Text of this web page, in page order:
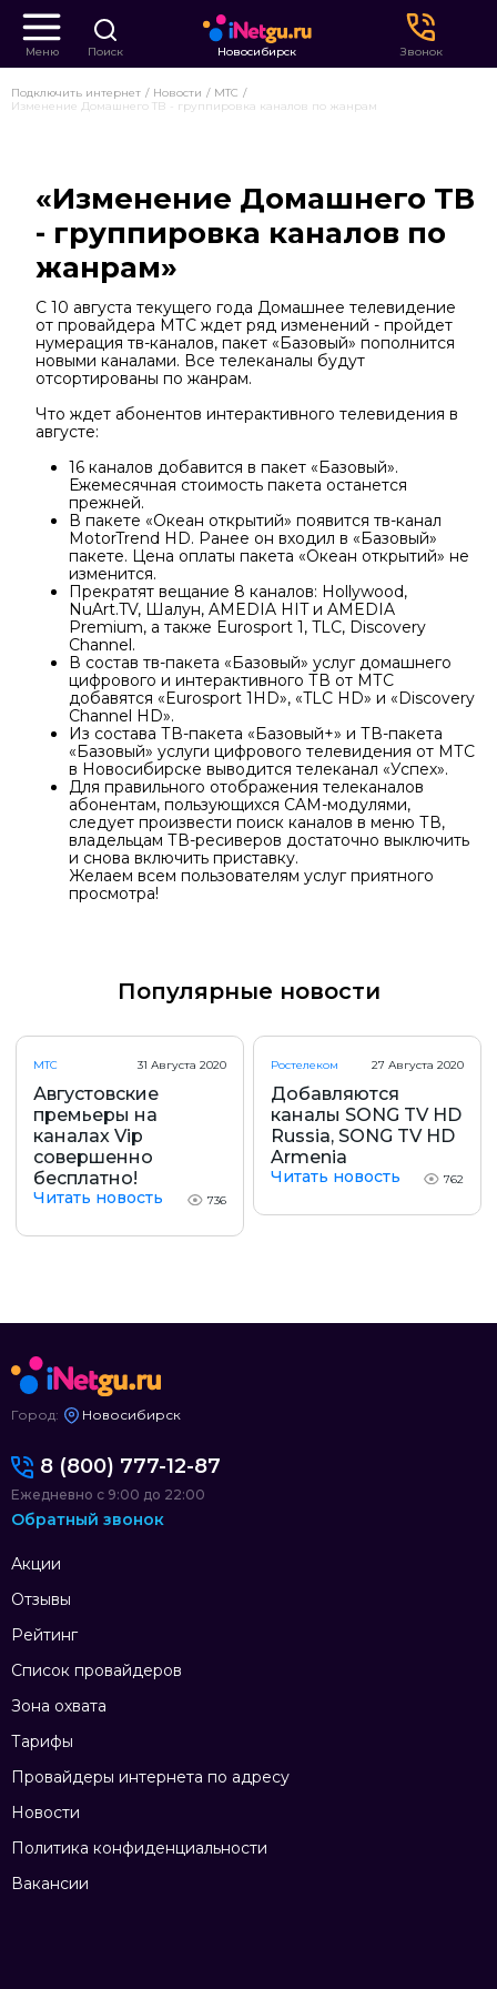
Меню Поиск Новосибирск Звонок
Подключить интернет Новости
МТС
Изменение Домашнего ТВ - группировка каналов по жанрам
«Изменение Домашнего ТВ
- группировка каналов по
жанрам»
С 10 августа текущего года Домашнее телевидение
от провайдера МТС ждет ряд изменений - пройдет
нумерация тв-каналов, пакет «Базовый» пополнится
новыми каналами. Все телеканалы будут
отсортированы по жанрам.
Что ждет абонентов интерактивного телевидения в
августе:
16 каналов добавится в пакет «Базовый».
Ежемесячная стоимость пакета останется
прежней.
В пакете «Океан открытий» появится тв-канал
MotorTrend HD. Ранее он входил в «Базовый»
пакете. Цена оплаты пакета «Океан открытий» не
изменится.
Прекратят вещание 8 каналов: Hollywood,
NuArt.TV, Шалун, AMEDIA HIT и AMEDIA
Premium, а также Eurosport 1, TLC, Discovery
Channel.
В состав тв-пакета «Базовый» услуг домашнего
цифрового и интерактивного ТВ от МТС
добавятся «Eurosport 1HD», «TLC HD» и «Discovery
Channel HD».
Из состава ТВ-пакета «Базовый+» и ТВ-пакета
«Базовый» услуги цифрового телевидения от МТС
в Новосибирске выводится телеканал «Успех».
Для правильного отображения телеканалов
абонентам, пользующихся CAM-модулями,
следует произвести поиск каналов в меню ТВ,
владельцам ТВ-ресиверов достаточно выключить
и снова включить приставку.
Желаем всем пользователям услуг приятного
просмотра!
Популярные новости
МТС 31 Августа 2020
Августовские
премьеры на
каналах Vip
совершенно
бесплатно!
Читать новость 736
Ростелеком 27 Августа 2020
Добавляются
каналы SONG TV HD
Russia, SONG TV HD
Armenia
Читать новость 762
Город: Новосибирск
Акции
Отзывы
Рейтинг
Список провайдеров
Зона охвата
Тарифы
Провайдеры интернета по адресу
Новости
Политика конфиденциальности
Вакансии
8 (800) 777-12-87
Ежедневно с 9:00 до 22:00
Обратный звонок